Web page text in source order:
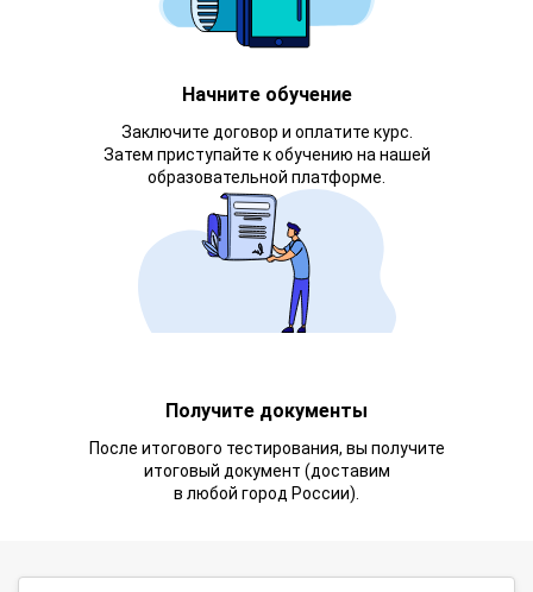
Начните обучение
Заключите договор и оплатите курс.
Затем приступайте к обучению на нашей
образовательной платформе.
Получите документы
После итогового тестирования, вы получите
итоговый документ (доставим
в любой город России).